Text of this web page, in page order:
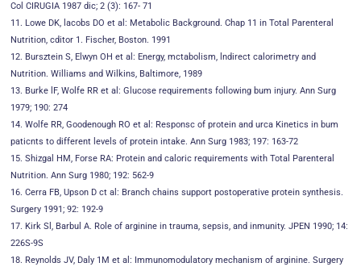
Col CIRUGIA 1987 dic; 2 (3): 167- 71
11. Lowe DK, lacobs DO et al: Metabolic Background. Chap 11 in Total Parenteral
Nutrition, cditor 1. Fischer, Boston. 1991
12. Bursztein S, Elwyn OH et al: Energy, mctabolism, lndirect calorimetry and
Nutrition. Williams and Wilkins, Baltimore, 1989
13. Burke lF, Wolfe RR et al: Glucose requirements following bum injury. Ann Surg
1979; 190: 274
14. Wolfe RR, Goodenough RO et al: Responsc of protein and urca Kinetics in bum
paticnts to different levels of protein intake. Ann Surg 1983; 197: 163-72
15. Shizgal HM, Forse RA: Protein and caloric requirements with Total Parenteral
Nutrition. Ann Surg 1980; 192: 562-9
16. Cerra FB, Upson D ct al: Branch chains support postoperative protein synthesis.
Surgery 1991; 92: 192-9
17. Kirk Sl, Barbul A. Role of arginine in trauma, sepsis, and inmunity. JPEN 1990; 14:
226S-9S
18. Reynolds JV, Daly 1M et al: Immunomodulatory mechanism of arginine. Surgery